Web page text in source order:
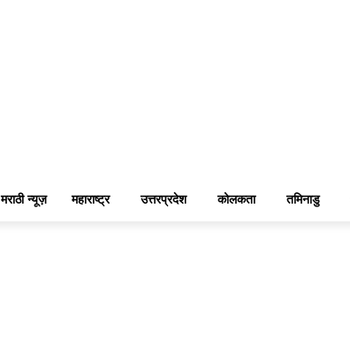
मराठी न्यूज़ महाराष्ट्र उत्तरप्रदेश कोलकता तमिनाडु